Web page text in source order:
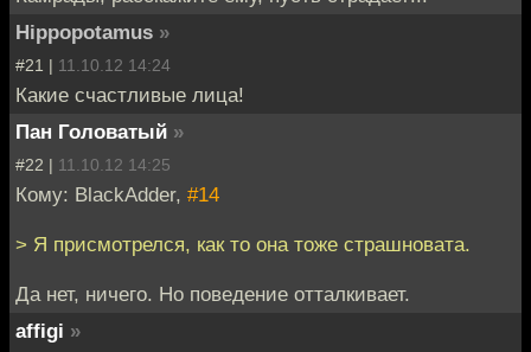
Hippopotamus »
#21 | 11.10.12 14:24
Какие счастливые лица!
Пан Головатый »
#22 | 11.10.12 14:25
Кому: BlackAdder, #14
> Я присмотрелся, как то она тоже страшновата.
Да нет, ничего. Но поведение отталкивает.
affigi »